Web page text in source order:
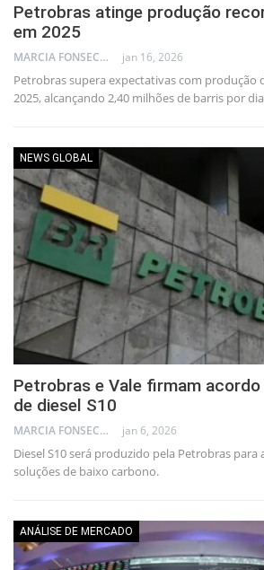
Petrobras atinge produção
em 2025
MARCIA FONSECA - FINANCIAL CONSULTANT jan 16, 2026
Petrobras supera expectativas com produção
2025, alcançando 2,40 milhões de barris por
NEWS GLOBAL
Petrobras e Vale firmam
de diesel S10
MARCIA FONSECA - FINANCIAL CONSULTANT jan 6, 2026
Diesel S10 será produzido pela Petrobras para
soluções de baixo carbono.
ANÁLISE DE MERCADO